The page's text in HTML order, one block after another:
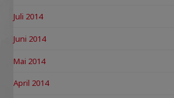
Juli 2014
Juni 2014
Mai 2014
April 2014